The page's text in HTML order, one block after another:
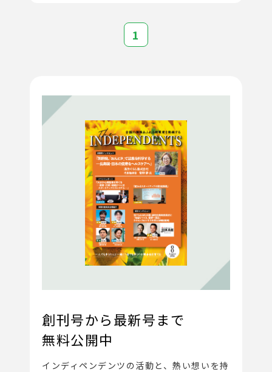
1
創刊号から最新号まで
無料公開中
インディペンデンツの活動と、熱い想いを持